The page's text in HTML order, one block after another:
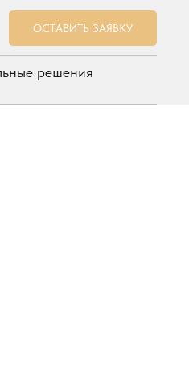
ОСТАВИТЬ ЗАЯВКУ
решения